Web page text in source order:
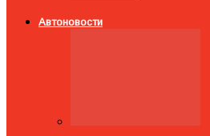
Автоновости